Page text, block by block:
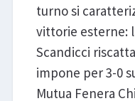
turno si
vittorie esterne:
Scandicci
impone per 3-0
Mutua Fenera